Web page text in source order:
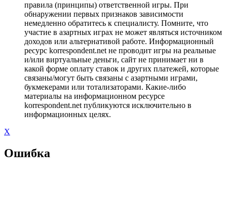
правила (принципы) ответственной игры. При
обнаружении первых признаков зависимости
немедленно обратитесь к специалисту. Помните, что
участие в азартных играх не может являться источником
доходов или альтернативой работе. Информационный
ресурс korrespondent.net не проводит игры на реальные
и/или виртуальные деньги, сайт не принимает ни в
какой форме оплату ставок и других платежей, которые
связаны/могут быть связаны с азартными играми,
букмекерами или тотализаторами. Какие-либо
материалы на информационном ресурсе
korrespondent.net публикуются исключительно в
информационных целях.
X
Ошибка